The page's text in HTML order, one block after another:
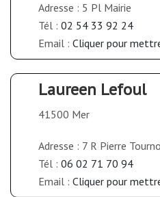
Adresse : 5 Pl Mairie
Tél : 02 54 33 92 24
Email : Cliquer pour
Laureen Lefoul
41500 Mer
Adresse : 7 R Pierre
Tél : 06 02 71 70 94
Email : Cliquer pour